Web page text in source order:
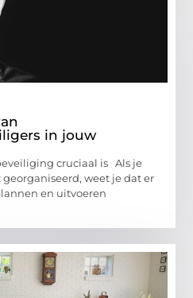
in jouw
cruciaal is Als je
weet je dat er
en uitvoeren